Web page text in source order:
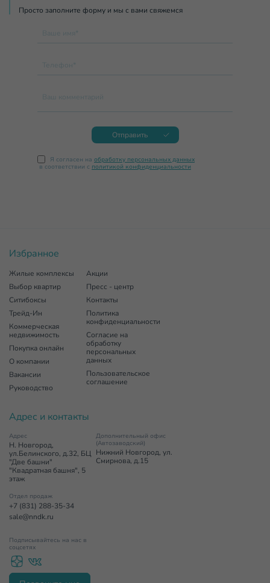
Просто заполните форму и мы с вами свяжемся
Ваше имя*
Телефон*
Ваш комментарий
Отправить
Я согласен на обработку персональных данных
в соответствии с политикой конфиденциальности
Избранное
Жилые комплексы
Выбор квартир
Ситибоксы
Трейд-Ин
Коммерческая
недвижимость
Покупка онлайн
О компании
Вакансии
Руководство
Акции
Пресс - центр
Контакты
Политика
конфиденциальности
Согласие на
обработку
персональных
данных
Пользовательское
соглашение
Адрес и контакты
Адрес
Н. Новгород,
ул.Белинского, д.32, БЦ
"Две башни"
"Квадратная башня", 5
этаж
Дополнительный офис
(Автозаводский)
Нижний Новгород, ул.
Смирнова, д.15
Отдел продаж
+7 (831) 288-35-34
sale@nndk.ru
Подписывайтесь на нас в
соцсетях